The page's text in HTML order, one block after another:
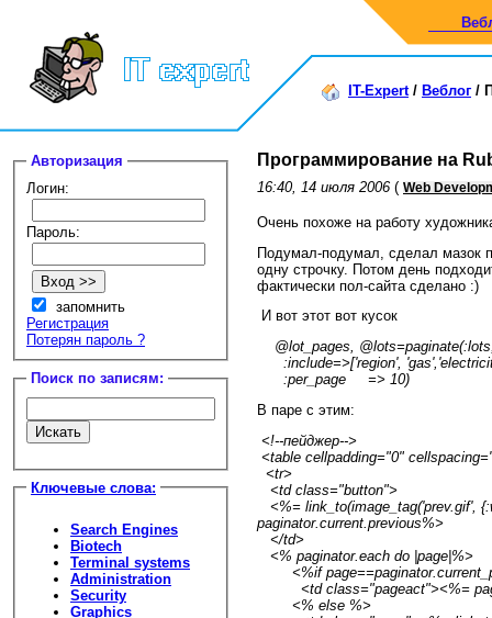
IT-Expert/ Веблог /
Авторизация
Логин:
Пароль:
запомнить
Регистрация
Потерян пароль ?
Поиск по записям:
Ключевые слова:
Search Engines
Biotech
Terminal systems
Administration
Security
Graphics
Программирование на
16:40, 14 июля 2006 ( Web
Очень похоже на работу
Подумал-подумал, сделал мазок
одну строчку. Потом день
фактически пол-сайта сделано :)
И вот этот вот кусок
@lot_pages,
:include=>['region',
:per_page => 10)
В паре с этим:
<!--пейджер-->
<table cellpadding="0"
<tr>
<td class="button">
<%= link_to(image_tag('prev.gif',
paginator.current.previous%>
</td>
<% paginator.each do |page|%>
<%if
<td class="pageact"><%=
<% else %>